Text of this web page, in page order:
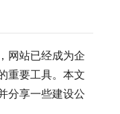
网站已经成为企
重要工具。本文
分享一些建设公